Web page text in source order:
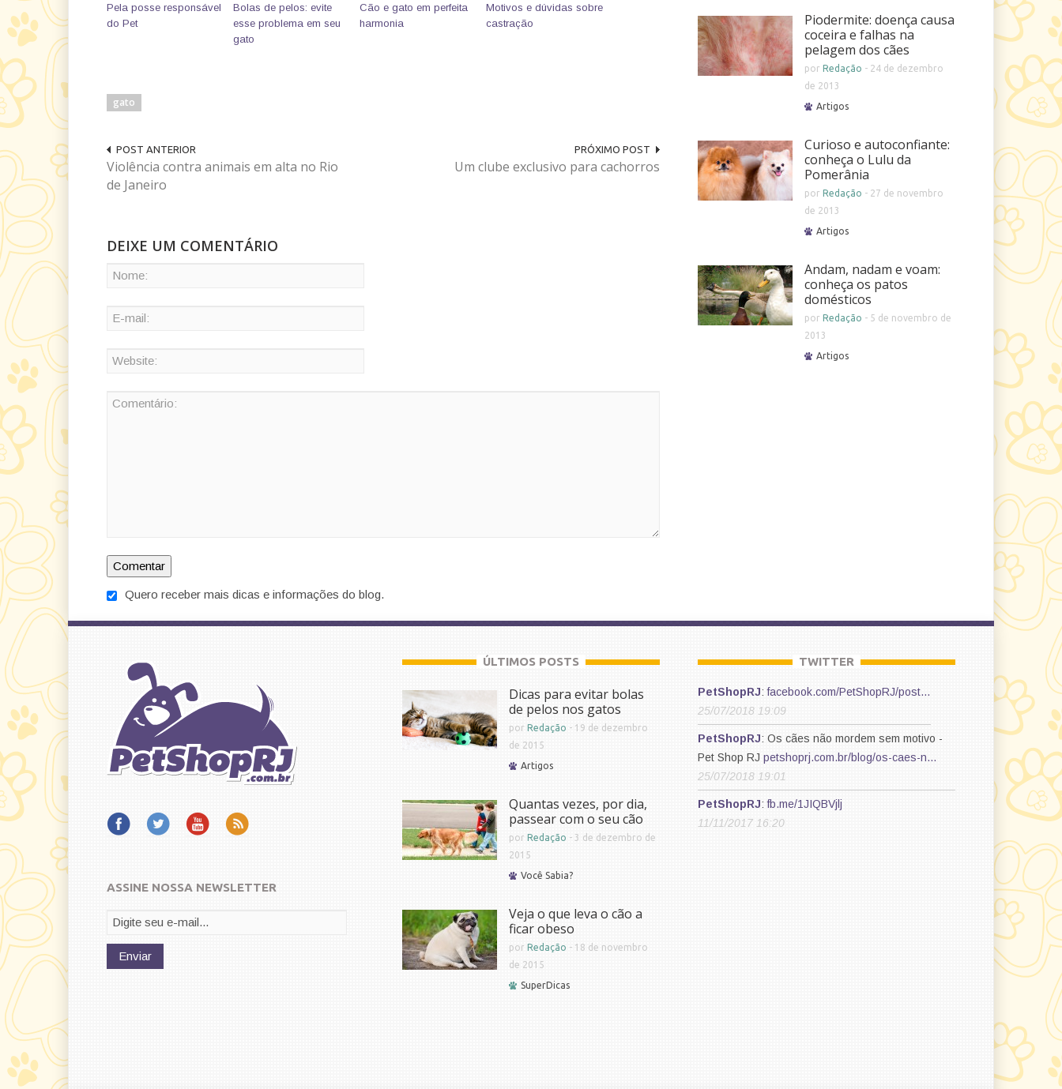
Pela posse responsável
do Pet
Bolas de pelos: evite
esse problema em seu
gato
Cão e gato em perfeita
harmonia
Motivos e dúvidas sobre
castração
gato
POST ANTERIOR
Violência contra animais em alta no Rio
de Janeiro
PRÓXIMO POST
Um clube exclusivo para cachorros
DEIXE UM COMENTÁRIO
Quero receber mais dicas e informações do blog.
Piodermite: doença causa
coceira e falhas na
pelagem dos cães
porRedação - 24 de dezembro
de 2013
Artigos
Curioso e autoconfiante:
conheça o Lulu da
Pomerânia
porRedação - 27 de novembro
de 2013
Artigos
Andam, nadam e voam:
conheça os patos
domésticos
porRedação - 5 de novembro de
2013
Artigos
ASSINE NOSSA NEWSLETTER
ÚLTIMOS POSTS
Dicas para evitar bolas
de pelos nos gatos
porRedação - 19 de dezembro
de 2015
Artigos
Quantas vezes, por dia,
passear com o seu cão
porRedação - 3 de dezembro de
2015
Você Sabia?
Veja o que leva o cão a
ficar obeso
porRedação - 18 de novembro
de 2015
SuperDicas
TWITTER
PetShopRJ:facebook.com/PetShopRJ/post…
25/07/2018 19:09
PetShopRJ: Os cães não mordem sem motivo -
Pet Shop RJpetshoprj.com.br/blog/os-caes-n…
25/07/2018 19:01
PetShopRJ:fb.me/1JIQBVjlj
11/11/2017 16:20